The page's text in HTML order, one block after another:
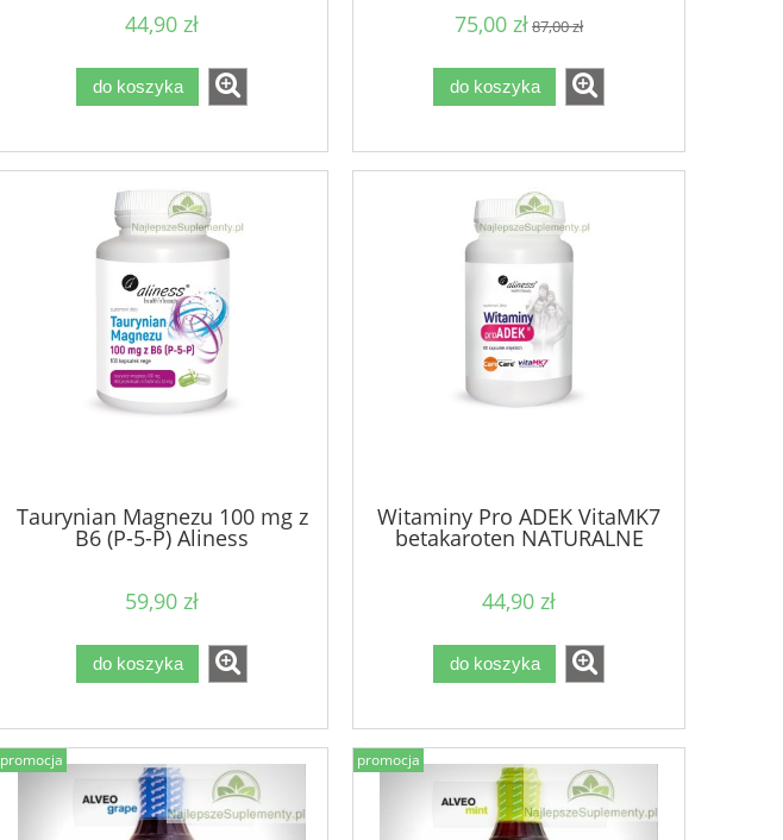
44,90 zł
do koszyka
75,00 zł87,00 zł
do koszyka
Taurynian Magnezu 100 mg z
B6 (P-5-P) Aliness
59,90 zł
do koszyka
Witaminy Pro ADEK VitaMK7
betakaroten NATURALNE
44,90 zł
do koszyka
promocja promocja